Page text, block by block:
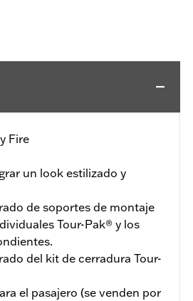
Fire
un look estilizado y
de soportes de montaje
Tour-Pak® y los
del kit de cerradura Tour-
el pasajero (se venden por